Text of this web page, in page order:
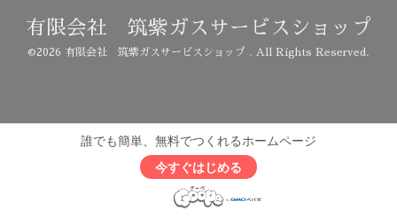
有限会社 筑紫ガスサービスショップ
©2026 有限会社 筑紫ガスサービスショップ . All Rights Reserved.
誰でも簡単、無料でつくれるホームページ
今すぐはじめる